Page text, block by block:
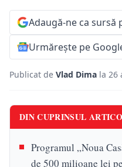
Adaugă-ne ca sursă
Urmărește pe
Publicat de Vlad Dima la 26
DIN CUPRINSUL
Programul „Noua
de 500 milioane lei